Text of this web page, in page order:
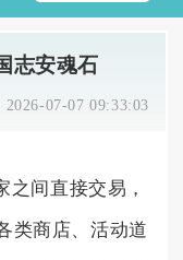
志安魂石
2026-07-07 09:33:03
之间直接交易，
类商店、活动道